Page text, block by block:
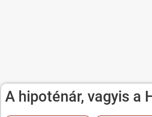
A hipoténár, vagyis a